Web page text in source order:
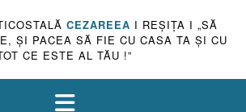
CEZAREEA I REŞIŢA I „SĂ
ŞI PACEA SĂ FIE CU CASA TA ŞI CU
CE ESTE AL TĂU !”